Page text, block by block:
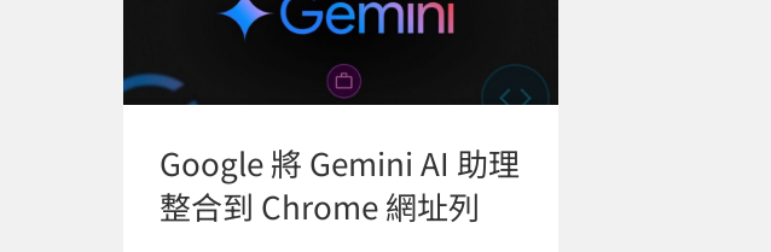
Google 將 Gemini AI 助理
整合到 Chrome 網址列